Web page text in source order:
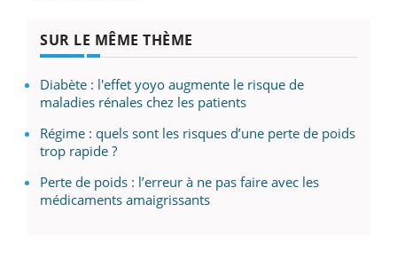
SUR LE MÊME THÈME
Diabète : l'effet yoyo augmente le risque de
maladies rénales chez les patients
Régime : quels sont les risques d’une perte de poids
trop rapide ?
Perte de poids : l’erreur à ne pas faire avec les
médicaments amaigrissants